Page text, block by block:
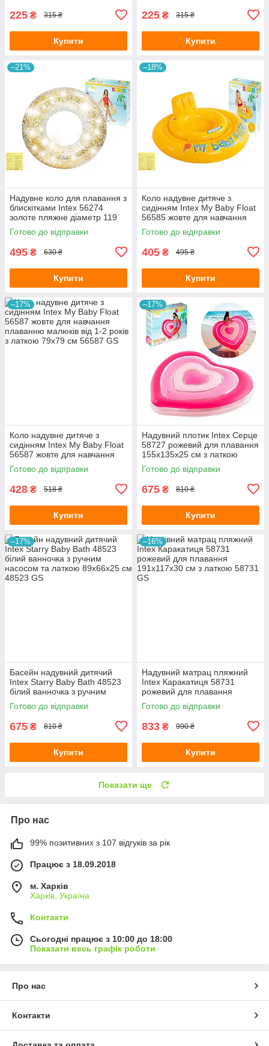
225 ₴ 315 ₴
Купити
225 ₴ 315 ₴
Купити
–21%
Надувне коло для плавання з
блискітками Intex 56274
золоте пляжне діаметр 119
см з латкою
Готово до відправки
495 ₴ 630 ₴
Купити
–18%
Коло надувне дитяче з
сидінням Intex My Baby Float
56585 жовте для навчання
плаванню малюків від 6-12
місяців з латкою 70 см
Готово до відправки
405 ₴ 495 ₴
Купити
–17%
Коло надувне дитяче з
сидінням Intex My Baby Float
56587 жовте для навчання
плаванню малюків від 1-2
років з латкою 79х79 см
Готово до відправки
428 ₴ 518 ₴
Купити
–17%
Надувний плотик Intex Серце
58727 рожевий для плавання
155х135х25 см з латкою
Готово до відправки
675 ₴ 810 ₴
Купити
–17%
Басейн надувний дитячий
Intex Starry Baby Bath 48523
білий ванночка з ручним
насосом та латкою 89х66х25
см
Готово до відправки
675 ₴ 810 ₴
Купити
–16%
Надувний матрац пляжний
Intex Каракатиця 58731
рожевий для плавання
191х117х30 см з латкою
Готово до відправки
833 ₴ 990 ₴
Купити
Показати ще
Про нас
99% позитивних з 107 відгуків за рік
Працює з 18.09.2018
м. Харків
Харків, Україна
Контакти
Сьогодні працює з 10:00 до 18:00
Показати весь графік роботи
Про нас
Контакти